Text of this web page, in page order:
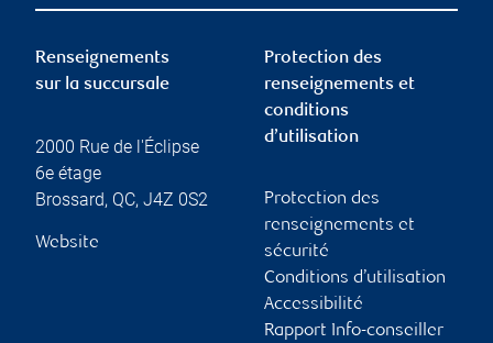
Renseignements
sur la succursale
2000 Rue de l'Éclipse
6e étage
Brossard, QC, J4Z 0S2
Website
Protection des
renseignements et
conditions
d’utilisation
Protection des
renseignements et
sécurité
Conditions d’utilisation
Accessibilité
Rapport Info-conseiller